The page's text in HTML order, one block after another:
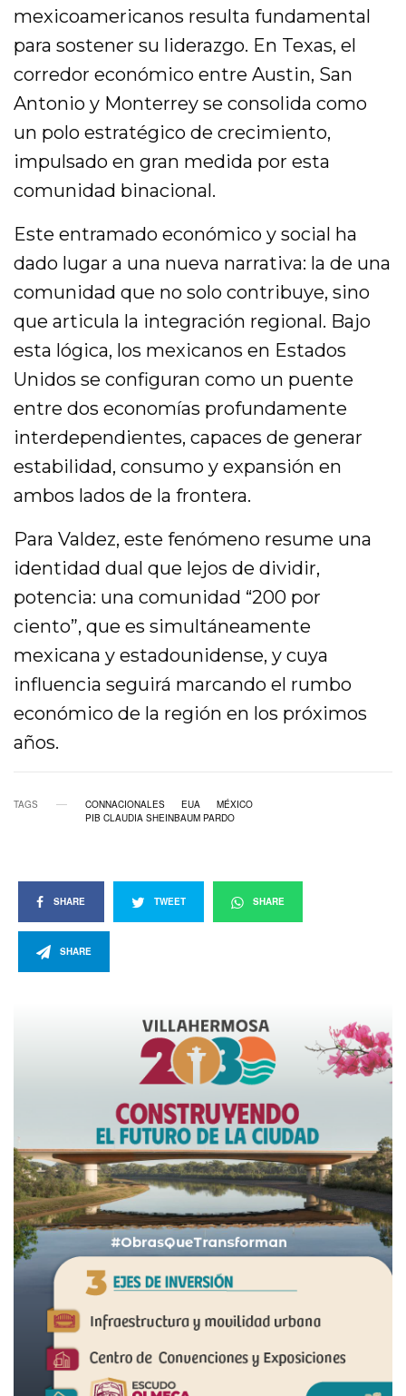
mexicoamericanos resulta fundamental
para sostener su liderazgo. En Texas, el
corredor económico entre Austin, San
Antonio y Monterrey se consolida como
un polo estratégico de crecimiento,
impulsado en gran medida por esta
comunidad binacional.
Este entramado económico y social ha
dado lugar a una nueva narrativa: la de una
comunidad que no solo contribuye, sino
que articula la integración regional. Bajo
esta lógica, los mexicanos en Estados
Unidos se configuran como un puente
entre dos economías profundamente
interdependientes, capaces de generar
estabilidad, consumo y expansión en
ambos lados de la frontera.
Para Valdez, este fenómeno resume una
identidad dual que lejos de dividir,
potencia: una comunidad “200 por
ciento”, que es simultáneamente
mexicana y estadounidense, y cuya
influencia seguirá marcando el rumbo
económico de la región en los próximos
años.
TAGS CONNACIONALES EUA
MÉXICO
PIB CLAUDIA SHEINBAUM PARDO
SHARE TWEET SHARE
SHARE